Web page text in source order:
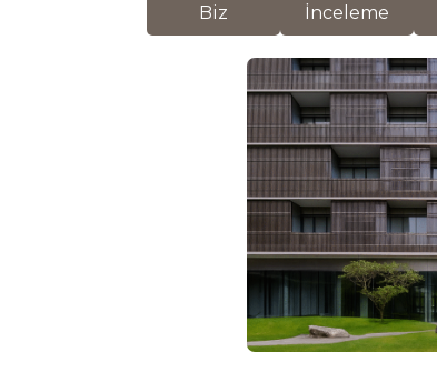
Biz İnceleme